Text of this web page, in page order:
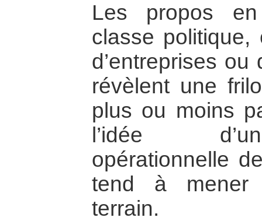
Les propos
classe politique,
d’entreprises ou
révèlent une
plus ou moins
l’idée
opérationnelle
tend à mener
terrain.